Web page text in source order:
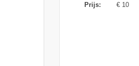
Prijs:
€ 10